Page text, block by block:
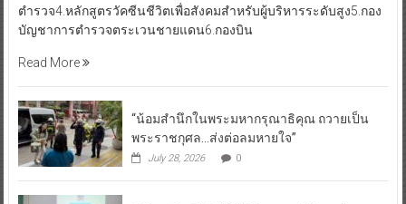
ตำรวจ4.หลักสูตรวัคซีนชีวิตเพื่อสังคมสำหรับผู้บริหารระดับสูง5.กอง
บัญชาการตำรวจตระเวนชายแดน6.กองบิน
Read More
“น้อมสำนึกในพระมหากรุณาธิคุณ ถวายเป็น
พระราชกุศล…ส่งต่อลมหายใจ”
July 28, 2026 0